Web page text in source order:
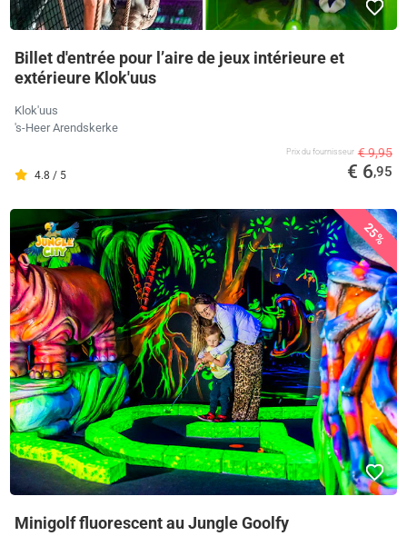
Billet d'entrée pour l’aire de jeux intérieure et
extérieure Klok'uus
Klok'uus
's-Heer Arendskerke
4.8 / 5
Prix ​​du fournisseur € 9,95
€ 6,95
25%
Minigolf fluorescent au Jungle Goolfy